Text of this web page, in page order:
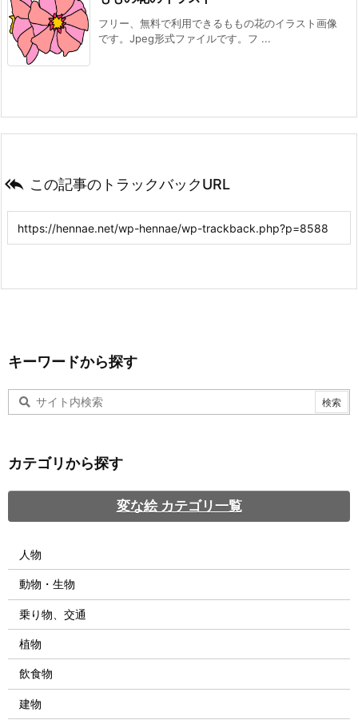
フリー、無料で利用できるももの花のイラスト画像
です。Jpeg形式ファイルです。フ ...
 この記事のトラックバックURL
キーワードから探す
カテゴリから探す
変な絵 カテゴリ一覧
人物
動物・生物
乗り物、交通
植物
飲食物
建物